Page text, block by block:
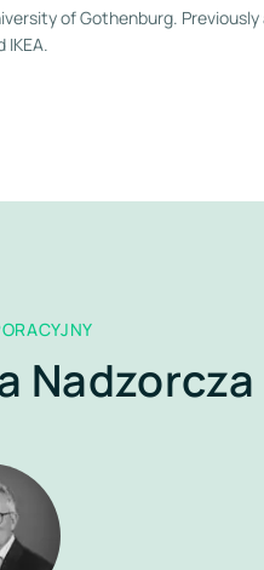
of Gothenburg.
IKEA.
Nadzorcza